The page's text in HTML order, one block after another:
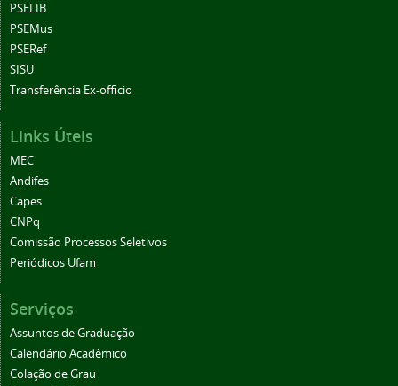
PSELIB
PSEMus
PSERef
SISU
Transferência Ex-officio
Links Úteis
MEC
Andifes
Capes
CNPq
Comissão Processos Seletivos
Periódicos Ufam
Serviços
Assuntos de Graduação
Calendário Acadêmico
Colação de Grau